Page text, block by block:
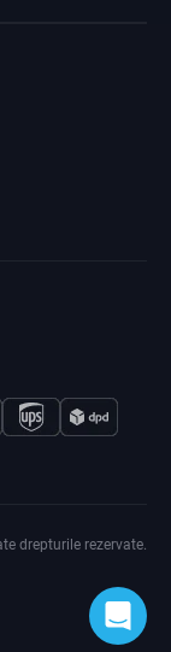
drepturile rezervate.